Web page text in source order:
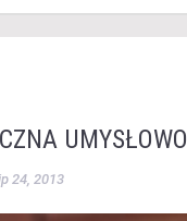
24, 2013